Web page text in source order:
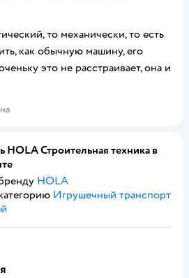
то механически, то есть
как обычную машину, его
это не расстраивает, она и
HOLA Строительная техника в
HOLA
Игрушечный транспорт